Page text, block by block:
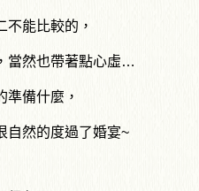
不能比較的，
當然也帶著點心虛…
準備什麼，
自然的度過了婚宴~